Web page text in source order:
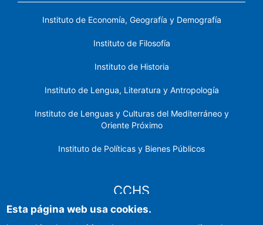
Instituto de Economía, Geografía y Demografía
Instituto de Filosofía
Instituto de Historia
Instituto de Lengua, Literatura y Antropología
Instituto de Lenguas y Culturas del Mediterráneo y
Oriente Próximo
Instituto de Políticas y Bienes Públicos
CCHS
Esta página web usa cookies.